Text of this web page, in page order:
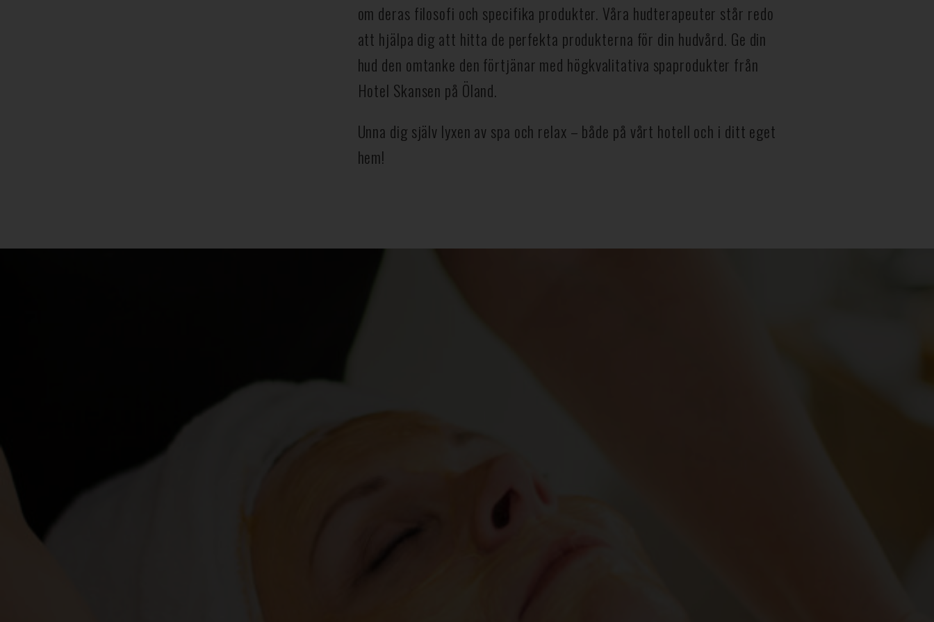
om deras filosofi och specifika produkter. Våra hudterapeuter står redo
att hjälpa dig att hitta de perfekta produkterna för din hudvård. Ge din
hud den omtanke den förtjänar med högkvalitativa spaprodukter från
Hotel Skansen på Öland.
Unna dig själv lyxen av spa och relax – både på vårt hotell och i ditt eget
hem!